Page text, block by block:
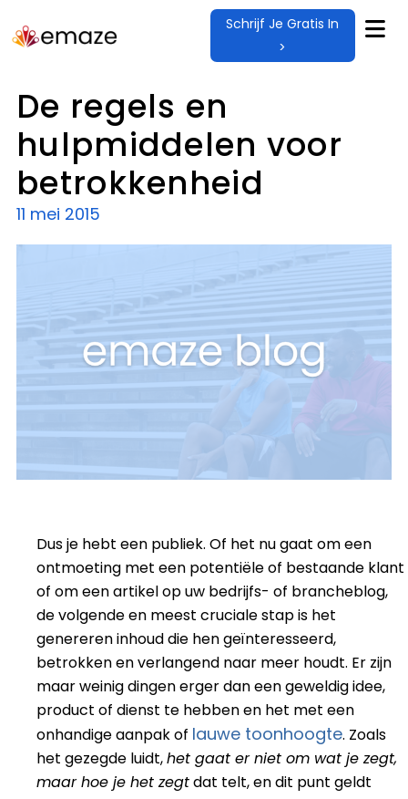
Schrijf Je Gratis In
>
De regels en
hulpmiddelen voor
betrokkenheid
11 mei 2015
Dus je hebt een publiek. Of het nu gaat om een
ontmoeting met een potentiële of bestaande klant
of om een artikel op uw bedrijfs- of brancheblog,
de volgende en meest cruciale stap is het
generereninhoud die hen geïnteresseerd,
betrokken en verlangend naar meer houdt. Er zijn
maar weinig dingen erger dan een geweldig idee,
product of dienst te hebben en het met een
onhandige aanpak of lauwe toonhoogte. Zoals
het gezegde luidt,het gaat er niet om wat je zegt,
maar hoe je het zegtdat telt, en dit punt geldt